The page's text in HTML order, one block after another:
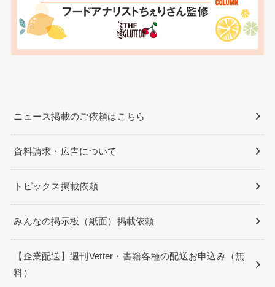
ニュース掲載のご依頼はこちら
資料請求・広告について
トピックス掲載依頼
みんなの掲示板（紙面）掲載依頼
【企業配送】週刊Vetter・書籍各種の配送お申込み（無
料）